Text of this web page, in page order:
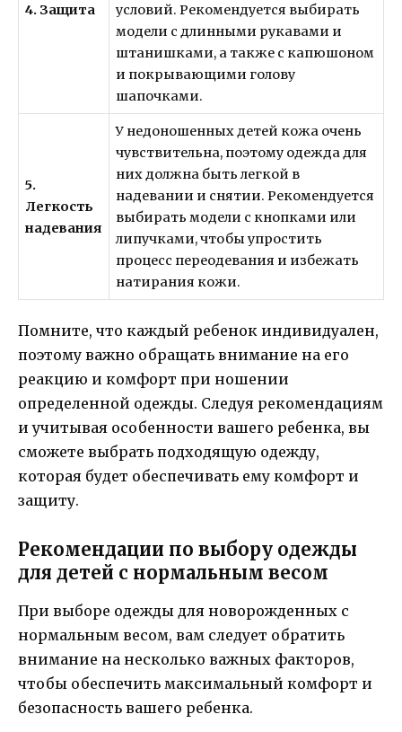
4. Защита
условий. Рекомендуется выбирать
модели с длинными рукавами и
штанишками, а также с капюшоном
и покрывающими голову
шапочками.
5.
Легкость
надевания
У недоношенных детей кожа очень
чувствительна, поэтому одежда для
них должна быть легкой в
надевании и снятии. Рекомендуется
выбирать модели с кнопками или
липучками, чтобы упростить
процесс переодевания и избежать
натирания кожи.
Помните, что каждый ребенок индивидуален,
поэтому важно обращать внимание на его
реакцию и комфорт при ношении
определенной одежды. Следуя рекомендациям
и учитывая особенности вашего ребенка, вы
сможете выбрать подходящую одежду,
которая будет обеспечивать ему комфорт и
защиту.
Рекомендации по выбору одежды
для детей с нормальным весом
При выборе одежды для новорожденных с
нормальным весом, вам следует обратить
внимание на несколько важных факторов,
чтобы обеспечить максимальный комфорт и
безопасность вашего ребенка.